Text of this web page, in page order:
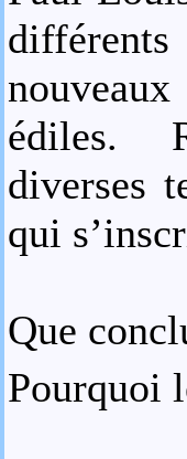
édiles.
diverses
qui
Que
Pourquoi